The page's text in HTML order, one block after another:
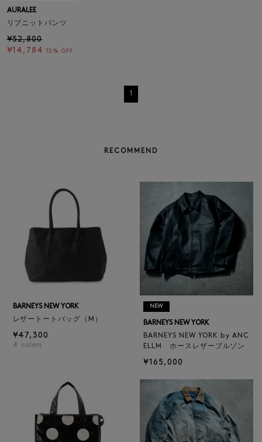
AURALEE
リブニットパンツ
¥52,800
¥14,784
72% OFF
1
RECOMMEND
BARNEYS NEW YORK
レザートートバッグ（M）
¥47,300
4 colors
NEW
BARNEYS NEW YORK
BARNEYS NEW YORK by ANC
ELLM ホースレザーブルゾン
¥165,000